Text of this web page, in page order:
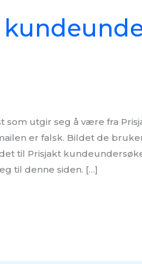
som utgir seg å være fra
er falsk. Bildet de
til Prisjakt
til denne siden. […]